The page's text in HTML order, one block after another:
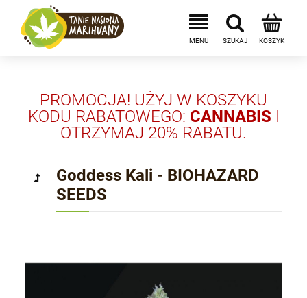
PROMOCJA! UŻYJ W KOSZYKU
KODU RABATOWEGO: CANNABIS I
OTRZYMAJ 20% RABATU.
Goddess Kali - BIOHAZARD
SEEDS